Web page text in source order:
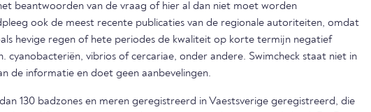
beantwoorden van de vraag of hier al dan niet moet worden
ook de meest recente publicaties van de regionale autoriteiten, omdat
hevige regen of hete periodes de kwaliteit op korte termijn negatief
cyanobacteriën, vibrios of cercariae, onder andere. Swimcheck staat niet in
de informatie en doet geen aanbevelingen.
130 badzones en meren geregistreerd in Vaestsverige geregistreerd, die